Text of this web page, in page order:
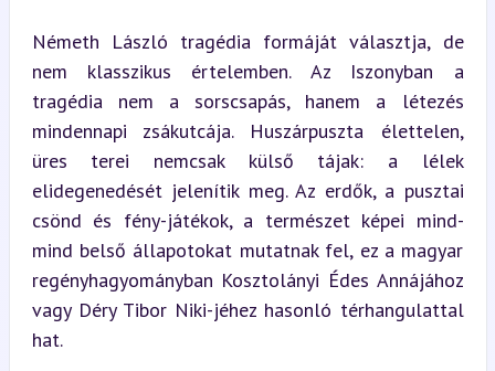
Németh László tragédia formáját választja, de
nem klasszikus értelemben. Az Iszonyban a
tragédia nem a sorscsapás, hanem a létezés
mindennapi zsákutcája. Huszárpuszta élettelen,
üres terei nemcsak külső tájak: a lélek
elidegenedését jelenítik meg. Az erdők, a pusztai
csönd és fény-játékok, a természet képei mind-
mind belső állapotokat mutatnak fel, ez a magyar
regényhagyományban Kosztolányi Édes Annájához
vagy Déry Tibor Niki-jéhez hasonló térhangulattal
hat.